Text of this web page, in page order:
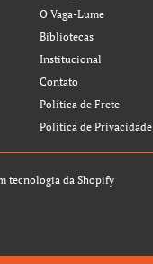
O Vaga-Lume
Bibliotecas
Institucional
Contato
Política de Frete
Política de Privacidade
tecnologia da Shopify